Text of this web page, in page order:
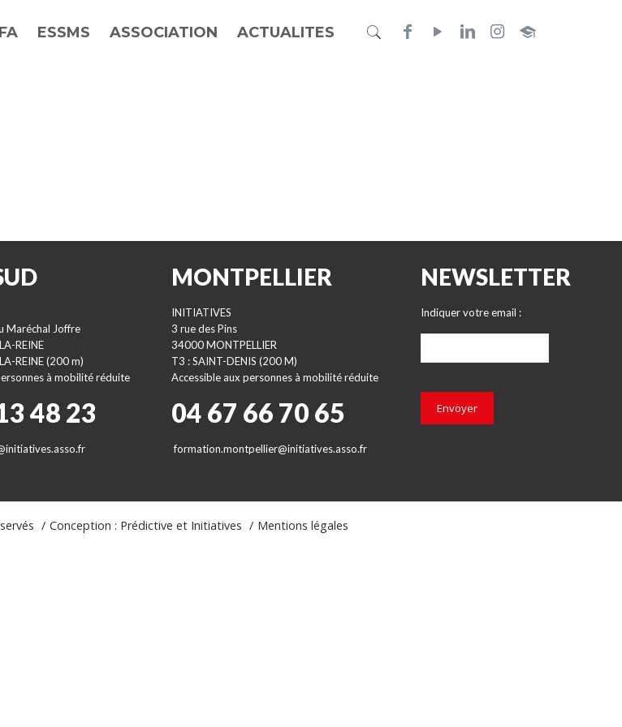
ESSMS ASSOCIATION ACTUALITES
Maréchal Joffre
REINE
REINE (200 m)
à mobilité réduite
48 23
MONTPELLIER
INITIATIVES
3 rue des Pins
34000 MONTPELLIER
T3 : SAINT-DENIS (200 M)
Accessible aux personnes à mobilité réduite
04 67 66 70 65
formation.montpellier@initiatives.asso.fr
NEWSLETTER
Indiquer votre email :
Envoyer
Conception : Prédictive et Initiatives Mentions légales